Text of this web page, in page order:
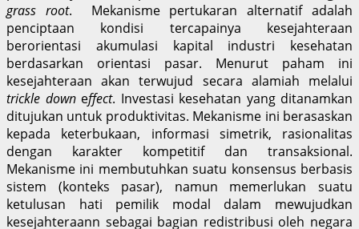
grass root. Mekanisme pertukaran alternatif adalah
penciptaan kondisi tercapainya kesejahteraan
berorientasi akumulasi kapital industri kesehatan
berdasarkan orientasi pasar. Menurut paham ini
kesejahteraan akan terwujud secara alamiah melalui
trickle downeffect. Investasi kesehatan yang ditanamkan
ditujukan untuk produktivitas. Mekanisme ini berasaskan
kepada keterbukaan, informasi simetrik, rasionalitas
dengan karakter kompetitif dan transaksional.
Mekanisme ini membutuhkan suatu konsensus berbasis
sistem (konteks pasar), namun memerlukan suatu
ketulusan hati pemilik modal dalam mewujudkan
kesejahteraann sebagai bagian redistribusi oleh negara